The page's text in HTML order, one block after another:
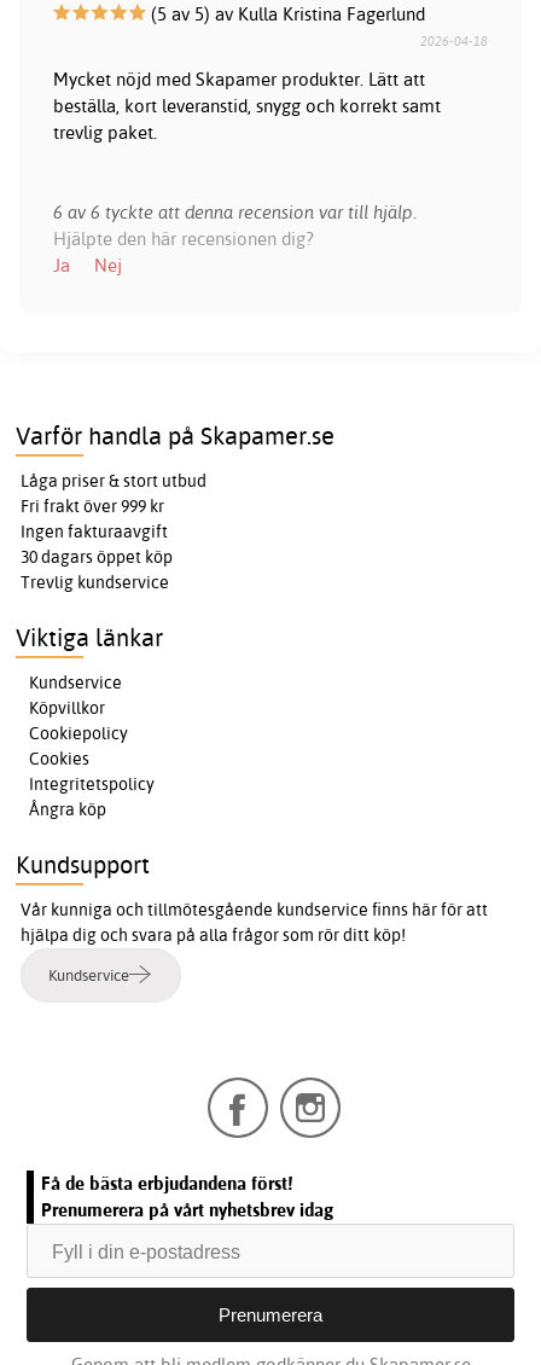
(5 av 5) av Kulla Kristina Fagerlund
2026-04-18
Mycket nöjd med Skapamer produkter. Lätt att
beställa, kort leveranstid, snygg och korrekt samt
trevlig paket.
6 av 6 tyckte att denna recension var till hjälp.
Hjälpte den här recensionen dig?
Ja
Nej
Varför handla på Skapamer.se
Låga priser & stort utbud
Fri frakt över 999 kr
Ingen fakturaavgift
30 dagars öppet köp
Trevlig kundservice
Viktiga länkar
Kundservice
Köpvillkor
Cookiepolicy
Cookies
Integritetspolicy
Ångra köp
Kundsupport
Vår kunniga och tillmötesgående kundservice finns här för att
hjälpa dig och svara på alla frågor som rör ditt köp!
Kundservice
Få de bästa erbjudandena först!
Prenumerera på vårt nyhetsbrev idag